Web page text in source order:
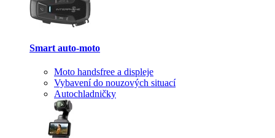
Smart auto-moto
Moto handsfree a displeje
Vybavení do nouzových situací
Autochladničky